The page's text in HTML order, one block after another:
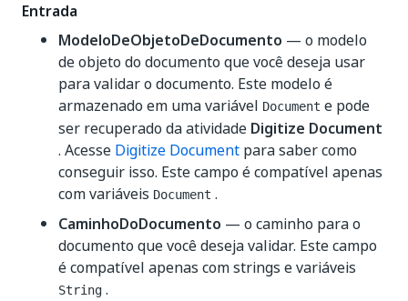
Entrada
ModeloDeObjetoDeDocumento — o modelo
de objeto do documento que você deseja usar
para validar o documento. Este modelo é
armazenado em uma variável Document e pode
ser recuperado da atividade Digitize Document
. Acesse Digitize Document para saber como
conseguir isso. Este campo é compatível apenas
com variáveis Document .
CaminhoDoDocumento — o caminho para o
documento que você deseja validar. Este campo
é compatível apenas com strings e variáveis
String .